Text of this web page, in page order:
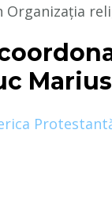
Organizația
Marius